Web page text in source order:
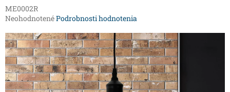
ME0002R
Priemerné
produktu
je
0,0
z
5
hviezdičiek.
NeohodnotenéPodrobnosti hodnotenia